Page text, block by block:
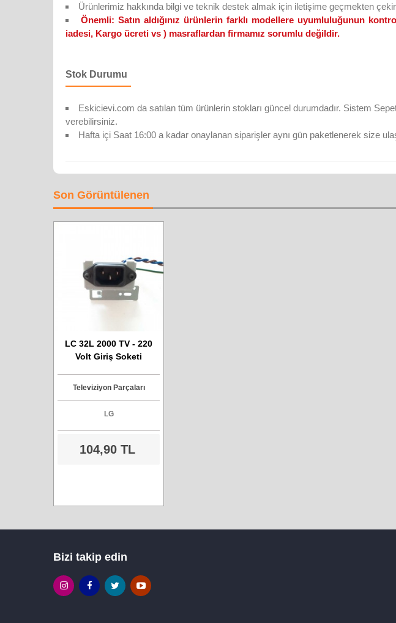
Ürünlerimiz hakkında bilgi ve teknik destek almak için iletişime geçmekten
Önemli: Satın aldığınız ürünlerin farklı modellere uyumluluğunun
iadesi, Kargo ücreti vs ) masraflardan firmamız sorumlu değildir.
Stok Durumu
Eskicievi.com da satılan tüm ürünlerin stokları güncel durumdadır. Sistem
verebilirsiniz.
Hafta içi Saat 16:00 a kadar onaylanan siparişler aynı gün paketlenerek size
Son Görüntülenen
LC 32L 2000 TV - 220
Volt Giriş Soketi
Televiziyon Parçaları
LG
104,90 TL
Bizi takip edin